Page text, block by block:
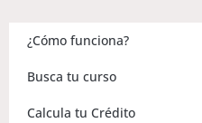
¿Cómo funciona?
Busca tu curso
Calcula tu Crédito